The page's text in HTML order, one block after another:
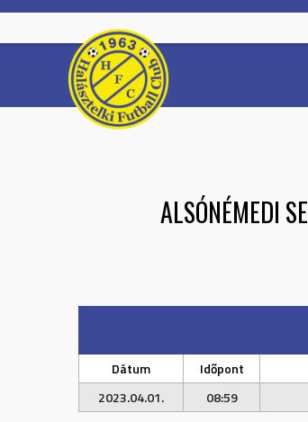
Skip
content
ALSÓNÉMEDI SE
Dátum Időpont
2023.04.01.
08:59